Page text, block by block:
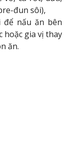
đun sôi),
để nấu ăn bên
hoặc gia vị thay
ăn.